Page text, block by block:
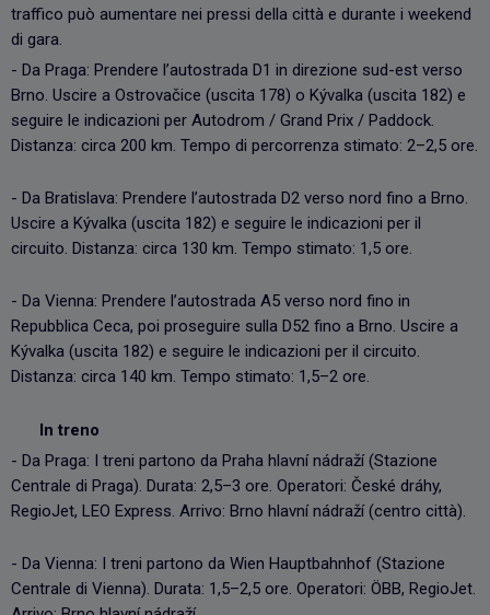
traffico può aumentare nei pressi della città e durante i weekend
di gara.
- Da Praga: Prendere l’autostrada D1 in direzione sud-est verso
Brno. Uscire a Ostrovačice (uscita 178) o Kývalka (uscita 182) e
seguire le indicazioni per Autodrom / Grand Prix / Paddock.
Distanza: circa 200 km. Tempo di percorrenza stimato: 2–2,5 ore.
- Da Bratislava: Prendere l’autostrada D2 verso nord fino a Brno.
Uscire a Kývalka (uscita 182) e seguire le indicazioni per il
circuito. Distanza: circa 130 km. Tempo stimato: 1,5 ore.
- Da Vienna: Prendere l’autostrada A5 verso nord fino in
Repubblica Ceca, poi proseguire sulla D52 fino a Brno. Uscire a
Kývalka (uscita 182) e seguire le indicazioni per il circuito.
Distanza: circa 140 km. Tempo stimato: 1,5–2 ore.
In treno
- Da Praga: I treni partono da Praha hlavní nádraží (Stazione
Centrale di Praga). Durata: 2,5–3 ore. Operatori: České dráhy,
RegioJet, LEO Express. Arrivo: Brno hlavní nádraží (centro città).
- Da Vienna: I treni partono da Wien Hauptbahnhof (Stazione
Centrale di Vienna). Durata: 1,5–2,5 ore. Operatori: ÖBB, RegioJet.